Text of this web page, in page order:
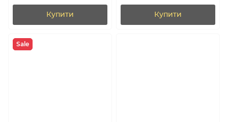
П011272030б)
Купити Купити
Sale